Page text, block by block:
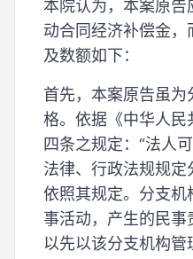
本院认为，本案原
动合同经济补偿金，
及数额如下：
首先，本案原告虽
格。依据《中华人
四条之规定：“法人
法律、行政法规规定
依照其规定。分支机
事活动，产生的民事
以先以该分支机构